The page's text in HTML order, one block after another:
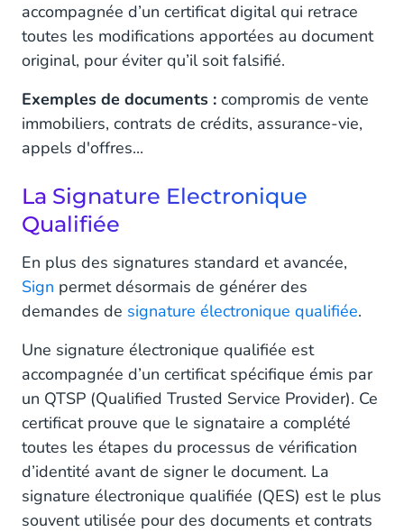
accompagnée d’un certificat digital qui retrace
toutes les modifications apportées au document
original, pour éviter qu’il soit falsifié.
Exemples de documents : compromis de vente
immobiliers, contrats de crédits, assurance-vie,
appels d'offres...
La Signature Electronique
Qualifiée
En plus des signatures standard et avancée,
Sign permet désormais de générer des
demandes de signature électronique qualifiée.
Une signature électronique qualifiée est
accompagnée d’un certificat spécifique émis par
un QTSP (Qualified Trusted Service Provider). Ce
certificat prouve que le signataire a complété
toutes les étapes du processus de vérification
d’identité avant de signer le document. La
signature électronique qualifiée (QES) est le plus
souvent utilisée pour des documents et contrats